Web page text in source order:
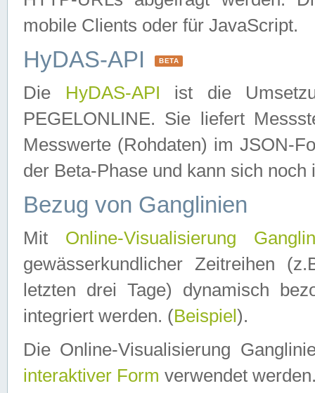
mobile Clients oder für JavaScript.
HyDAS-API BETA
Die HyDAS-API ist die
PEGELONLINE. Sie liefert
Messwerte (Rohdaten) im JSON-
der Beta-Phase und kann sich noch
Bezug von Ganglinien
Mit Online-Visualisierung
gewässerkundlicher Zeitreihen
letzten drei Tage) dynamisch
integriert werden. (Beispiel ).
Die Online-Visualisierung
interaktiver Form verwendet